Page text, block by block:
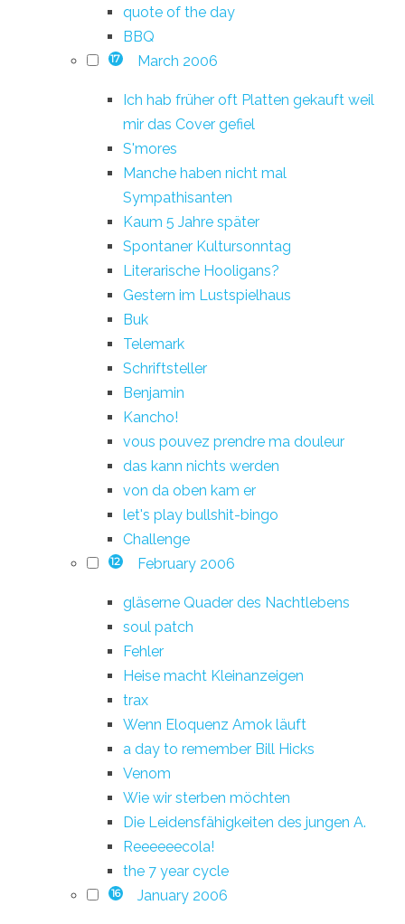
quote of the day
BBQ
17 March 2006
Ich hab früher oft Platten gekauft weil
mir das Cover gefiel
S'mores
Manche haben nicht mal
Sympathisanten
Kaum 5 Jahre später
Spontaner Kultursonntag
Literarische Hooligans?
Gestern im Lustspielhaus
Buk
Telemark
Schriftsteller
Benjamin
Kancho!
vous pouvez prendre ma douleur
das kann nichts werden
von da oben kam er
let's play bullshit-bingo
Challenge
12 February 2006
gläserne Quader des Nachtlebens
soul patch
Fehler
Heise macht Kleinanzeigen
trax
Wenn Eloquenz Amok läuft
a day to remember Bill Hicks
Venom
Wie wir sterben möchten
Die Leidensfähigkeiten des jungen A.
Reeeeeecola!
the 7 year cycle
16 January 2006